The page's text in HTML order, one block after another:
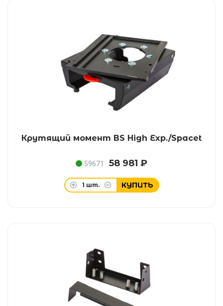
Крутящий момент BS High Exp./Spacet
59671 58 981 ₽
1 шт. КУПИТЬ